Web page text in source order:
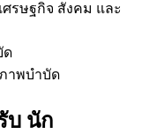
รษฐกิจ สังคม และ
ด
าพบำบัด
บ นัก